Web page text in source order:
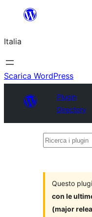
contenuto
Italia
Scarica WordPress
Plugin
Directory
Ricerca
Questo
con le
(major